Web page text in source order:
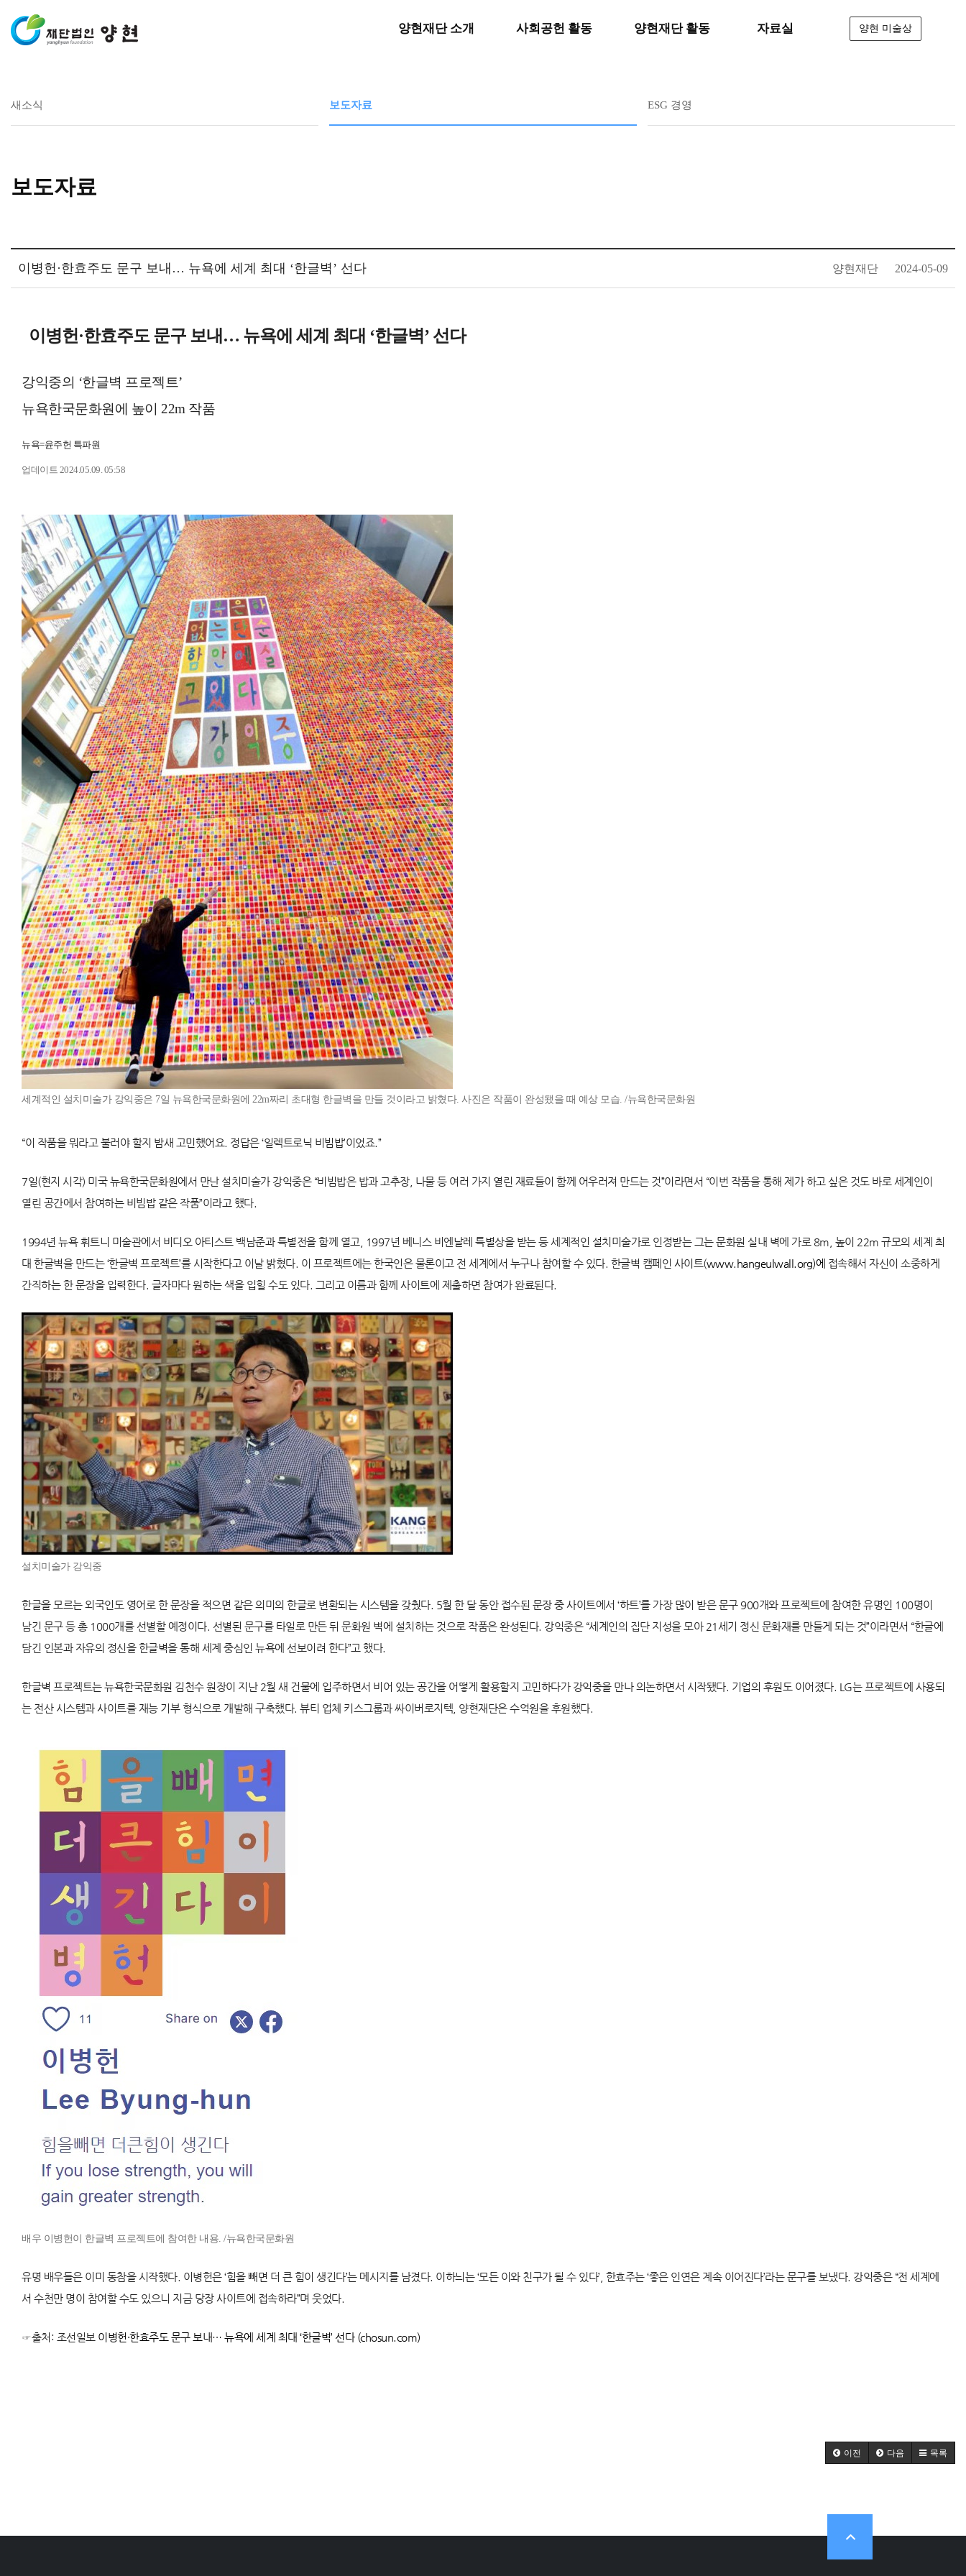
양현재단 소개 사회공헌 활동 양현재단 활동 자료실 양현 미술상
새소식 보도자료 ESG 경영
보도자료
이병헌·한효주도 문구 보내… 뉴욕에 세계 최대 ‘한글벽’ 선다 양현재단 2024-05-09
이병헌·한효주도 문구 보내… 뉴욕에 세계 최대 ‘한글벽’ 선다
강익중의 ‘한글벽 프로젝트’
뉴욕한국문화원에 높이 22m 작품
뉴욕=윤주헌 특파원
업데이트 2024.05.09. 05:58
세계적인 설치미술가 강익중은 7일 뉴욕한국문화원에 22m짜리 초대형 한글벽을 만들 것이라고 밝혔다. 사진은 작품이 완성됐을 때 예상 모습. /뉴욕한국문화원
“이 작품을 뭐라고 불러야 할지 밤새 고민했어요. 정답은 ‘일렉트로닉 비빔밥’이었죠.”
7일(현지 시각) 미국 뉴욕한국문화원에서 만난 설치미술가 강익중은 “비빔밥은 밥과 고추장, 나물 등 여러 가지 열린 재료들이 함께 어우러져 만드는 것”이라면서 “이번 작품을 통해 제가 하고 싶은 것도 바로 세계인이
열린 공간에서 참여하는 비빔밥 같은 작품”이라고 했다.
1994년 뉴욕 휘트니 미술관에서 비디오 아티스트 백남준과 특별전을 함께 열고, 1997년 베니스 비엔날레 특별상을 받는 등 세계적인 설치미술가로 인정받는 그는 문화원 실내 벽에 가로 8m, 높이 22m 규모의 세계 최
대 한글벽을 만드는 ‘한글벽 프로젝트’를 시작한다고 이날 밝혔다. 이 프로젝트에는 한국인은 물론이고 전 세계에서 누구나 참여할 수 있다. 한글벽 캠페인 사이트(www.hangeulwall.org)에 접속해서 자신이 소중하게
간직하는 한 문장을 입력한다. 글자마다 원하는 색을 입힐 수도 있다. 그리고 이름과 함께 사이트에 제출하면 참여가 완료된다.
설치미술가 강익중
한글을 모르는 외국인도 영어로 한 문장을 적으면 같은 의미의 한글로 변환되는 시스템을 갖췄다. 5월 한 달 동안 접수된 문장 중 사이트에서 ‘하트’를 가장 많이 받은 문구 900개와 프로젝트에 참여한 유명인 100명이
남긴 문구 등 총 1000개를 선별할 예정이다. 선별된 문구를 타일로 만든 뒤 문화원 벽에 설치하는 것으로 작품은 완성된다. 강익중은 “세계인의 집단 지성을 모아 21세기 정신 문화재를 만들게 되는 것”이라면서 “한글에
담긴 인본과 자유의 정신을 한글벽을 통해 세계 중심인 뉴욕에 선보이려 한다”고 했다.
한글벽 프로젝트는 뉴욕한국문화원 김천수 원장이 지난 2월 새 건물에 입주하면서 비어 있는 공간을 어떻게 활용할지 고민하다가 강익중을 만나 의논하면서 시작됐다. 기업의 후원도 이어졌다. LG는 프로젝트에 사용되
는 전산 시스템과 사이트를 재능 기부 형식으로 개발해 구축했다. 뷰티 업체 키스그룹과 싸이버로지텍, 양현재단은 수억원을 후원했다.
배우 이병헌이 한글벽 프로젝트에 참여한 내용. /뉴욕한국문화원
유명 배우들은 이미 동참을 시작했다. 이병헌은 ‘힘을 빼면 더 큰 힘이 생긴다’는 메시지를 남겼다. 이하늬는 ‘모든 이와 친구가 될 수 있다’, 한효주는 ‘좋은 인연은 계속 이어진다’라는 문구를 보냈다. 강익중은 “전 세계에
서 수천만 명이 참여할 수도 있으니 지금 당장 사이트에 접속하라”며 웃었다.
☞출처: 조선일보 이병헌·한효주도 문구 보내… 뉴욕에 세계 최대 ‘한글벽’ 선다 (chosun.com)
이전 다음 목록